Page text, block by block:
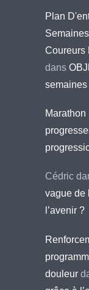
Plan
Coureurs
dans
semaines
Cédric
vague de
l’avenir ?
douleur